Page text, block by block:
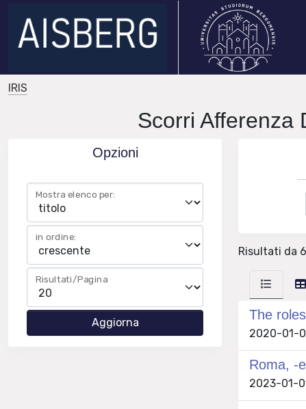
IRIS
Scorri Afferenza
Opzioni
Mostra elenco per:
in ordine:
Risultati/Pagina
Risultati da
The
2020-01-
Roma, -e
2023-01-